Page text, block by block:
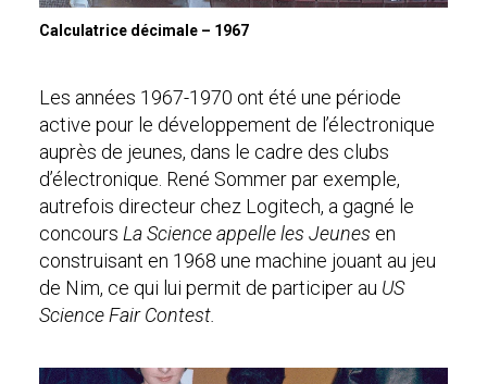
Calculatrice décimale – 1967
Les années 1967-1970 ont été une période
active pour le développement de l’électronique
auprès de jeunes, dans le cadre des clubs
d’électronique. René Sommer par exemple,
autrefois directeur chez Logitech, a gagné le
concours La Science appelle les Jeunes en
construisant en 1968 une machine jouant au jeu
de Nim, ce qui lui permit de participer au US
Science Fair Contest.